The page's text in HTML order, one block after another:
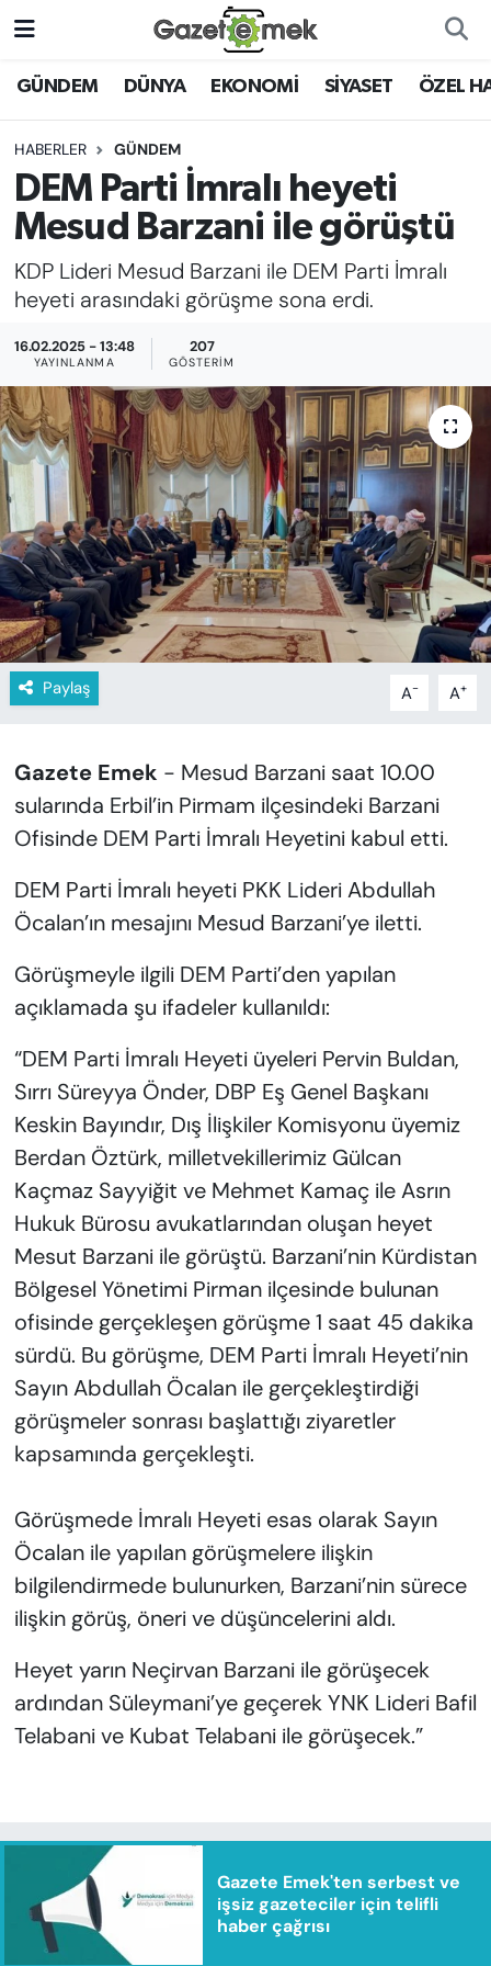
GÜNDEM DÜNYA EKONOMİ SİYASET ÖZEL
HABERLER GÜNDEM
DEM Parti İmralı heyeti
Mesud Barzani ile görüştü
KDP Lideri Mesud Barzani ile DEM Parti İmralı
heyeti arasındaki görüşme sona erdi.
16.02.2025 - 13:48
YAYINLANMA
207
GÖSTERIM
Paylaş A- A+
Gazete Emek - Mesud Barzani saat 10.00
sularında Erbil’in Pirmam ilçesindeki Barzani
Ofisinde DEM Parti İmralı Heyetini kabul etti.
DEM Parti İmralı heyeti PKK Lideri Abdullah
Öcalan’ın mesajını Mesud Barzani’ye iletti.
Görüşmeyle ilgili DEM Parti’den yapılan
açıklamada şu ifadeler kullanıldı:
“DEM Parti İmralı Heyeti üyeleri Pervin Buldan,
Sırrı Süreyya Önder, DBP Eş Genel Başkanı
Keskin Bayındır, Dış İlişkiler Komisyonu üyemiz
Berdan Öztürk, milletvekillerimiz Gülcan
Kaçmaz Sayyiğit ve Mehmet Kamaç ile Asrın
Hukuk Bürosu avukatlarından oluşan heyet
Mesut Barzani ile görüştü. Barzani’nin Kürdistan
Bölgesel Yönetimi Pirman ilçesinde bulunan
ofisinde gerçekleşen görüşme 1 saat 45 dakika
sürdü. Bu görüşme, DEM Parti İmralı Heyeti’nin
Sayın Abdullah Öcalan ile gerçekleştirdiği
görüşmeler sonrası başlattığı ziyaretler
kapsamında gerçekleşti.
Görüşmede İmralı Heyeti esas olarak Sayın
Öcalan ile yapılan görüşmelere ilişkin
bilgilendirmede bulunurken, Barzani’nin sürece
ilişkin görüş, öneri ve düşüncelerini aldı.
Heyet yarın Neçirvan Barzani ile görüşecek
ardından Süleymani’ye geçerek YNK Lideri Bafil
Telabani ve Kubat Telabani ile görüşecek.”
Gazete Emek'ten serbest ve
işsiz gazeteciler için telifli
haber çağrısı
DÜNYA
EKONOMİ
EMEK HABERLERİ
GAZETECİLİĞİNİ GELİŞTİRMEK
FAYDALI BİLGİLER
GÜNDEM
EĞİTİM
KADIN
SAĞLIK
SPOR
KÜLTÜR-SANAT
ÖZEL HABER
YAZAR KÖŞESİ
SİYASET
Nöbetçi Eczaneler
Hava Durumu
İstanbul Namaz Vakitleri
Süper Lig Puan Durumu ve Fikstür
Tüm Manşetler
Son Dakika Haberleri
Haber Arşivi